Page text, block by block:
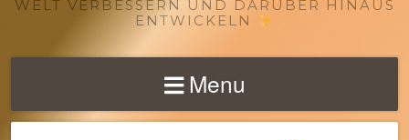
WELT VERBESSERN UND DARÜBER HINAUS
ENTWICKELN
Menu